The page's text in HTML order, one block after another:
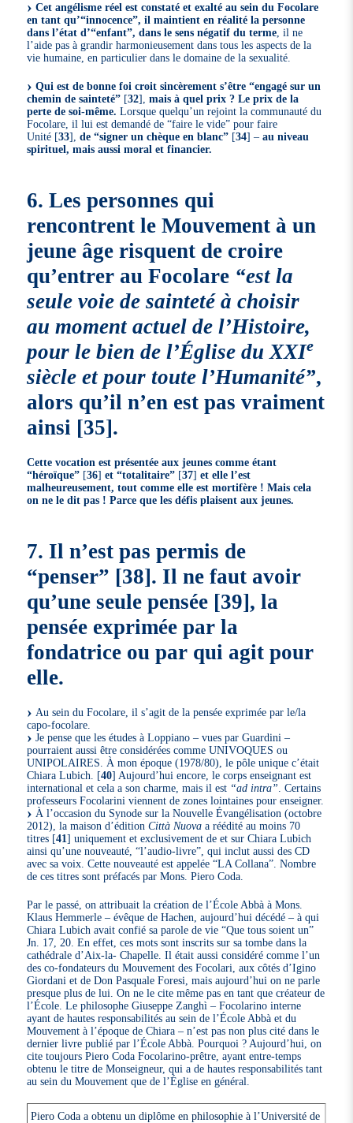
Cet angélisme réel est constaté et exalté au sein du Focolare
en tant qu’“innocence”, il maintient en réalité la personne
dans l’état d’“enfant”, dans le sens négatif du terme, il ne
l’aide pas à grandir harmonieusement dans tous les aspects de la
vie humaine, en particulier dans le domaine de la sexualité.
Qui est de bonne foi croit sincèrement s’être “engagé sur un
chemin de sainteté” [32],mais à quel prix ? Le prix de la
perte de soi-même. Lorsque quelqu’un rejoint la communauté du
Focolare, il lui est demandé de “faire le vide” pour faire
Unité [33],de “signer un chèque en blanc” [34] –au niveau
spirituel, mais aussi moral et financier.
6. Les personnes qui
rencontrent le Mouvement à un
jeune âge risquent de croire
qu’entrer au Focolare “est la
seule voie de sainteté à choisir
au moment actuel de l’Histoire,
pour le bien de l’Église du XXIe
siècle et pour toute l’Humanité”,
alors qu’il n’en est pas vraiment
ainsi [35].
Cette vocation est présentée aux jeunes comme étant
“héroïque” [36] et “totalitaire” [37] et elle l’est
malheureusement, tout comme elle est mortifère ! Mais cela
on ne le dit pas ! Parce que les défis plaisent aux jeunes.
7. Il n’est pas permis de
“penser” [38]. Il ne faut avoir
qu’une seule pensée [39], la
pensée exprimée par la
fondatrice ou par qui agit pour
elle.
Au sein du Focolare, il s’agit de la pensée exprimée par le/la
capo-focolare.
Je pense que les études à Loppiano – vues par Guardini –
pourraient aussi être considérées comme UNIVOQUES ou
UNIPOLAIRES. À mon époque (1978/80), le pôle unique c’était
Chiara Lubich.
[40] Aujourd’hui encore, le corps enseignant est
international et cela a son charme, mais il est “ad intra” . Certains
professeurs Focolarini viennent de zones lointaines pour enseigner.
À l’occasion du Synode sur la Nouvelle Évangélisation (octobre
2012), la maison d’éditionCittà Nuova a réédité au moins 70
titres [41] uniquement et exclusivement de et sur Chiara Lubich
ainsi qu’une nouveauté, “l’audio-livre”, qui inclut aussi des CD
avec sa voix. Cette nouveauté est appelée “LA Collana”. Nombre
de ces titres sont préfacés par Mons. Piero Coda.
Par le passé, on attribuait la création de l’École Abbà à Mons.
Klaus Hemmerle – évêque de Hachen, aujourd’hui décédé – à qui
Chiara Lubich avait confié sa parole de vie “Que tous soient un”
Jn. 17, 20. En effet, ces mots sont inscrits sur sa tombe dans la
cathédrale d’Aix-la- Chapelle. Il était aussi considéré comme l’un
des co-fondateurs du Mouvement des Focolari, aux côtés d’Igino
Giordani et de Don Pasquale Foresi, mais aujourd’hui on ne parle
presque plus de lui. On ne le cite même pas en tant que créateur de
l’École. Le philosophe Giuseppe Zanghì – Focolarino interne
ayant de hautes responsabilités au sein de l’École Abbà et du
Mouvement à l’époque de Chiara – n’est pas non plus cité dans le
dernier livre publié par l’École Abbà. Pourquoi ? Aujourd’hui, on
cite toujours Piero Coda Focolarino-prêtre, ayant entre-temps
obtenu le titre de Monseigneur, qui a de hautes responsabilités tant
au sein du Mouvement que de l’Église en général.
Piero Coda a obtenu un diplôme en philosophie à l’Université de